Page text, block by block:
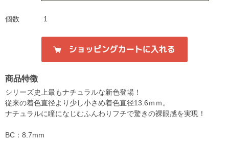
個数 1
商品特徴
シリーズ史上最もナチュラルな新色登場！
従来の着色直径より少し小さめ着色直径13.6ｍｍ。
ナチュラルに瞳になじむふんわりフチで驚きの裸眼感を実現！
BC：8.7mm